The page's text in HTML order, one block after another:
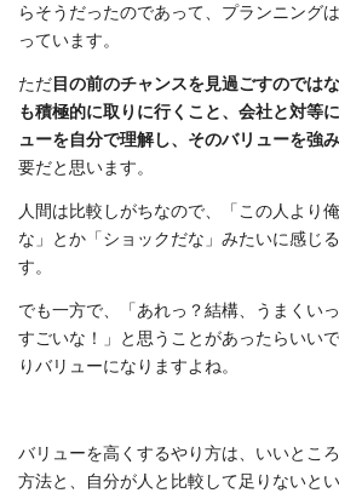
らそうだったのであって、プランニング
っています。
ただ目の前のチャンスを見過ごすのでは
も積極的に取りに行くこと、会社と対等
ューを自分で理解し、そのバリューを強
要だと思います。
人間は比較しがちなので、「この人より
な」とか「ショックだな」みたいに感じ
す。
でも一方で、「あれっ？結構、うまくい
すごいな！」と思うことがあったらいい
りバリューになりますよね。
バリューを高くするやり方は、いいとこ
方法と、自分が人と比較して足りないと